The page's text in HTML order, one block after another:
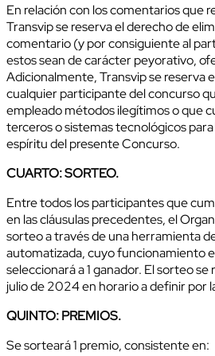
En relación con los comentarios que
Transvip se reserva el derecho de
comentario (y por consiguiente al
estos sean de carácter peyorativo,
Adicionalmente, Transvip se reserva
cualquier participante del concurso
empleado métodos ilegítimos o que
terceros o sistemas tecnológicos
espíritu del presente Concurso.
CUARTO: SORTEO.
Entre todos los participantes que
en las cláusulas precedentes, el
sorteo a través de una herramienta
automatizada, cuyo funcionamiento
seleccionará a 1 ganador. El sorteo
julio de 2024 en horario a definir por
QUINTO: PREMIOS.
Se sorteará 1 premio, consistente en: